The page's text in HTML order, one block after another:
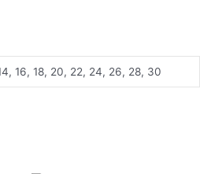
16, 18, 20, 22, 24, 26, 28, 30